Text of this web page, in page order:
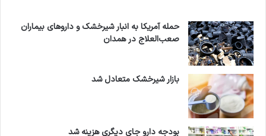
حمله آمریکا به انبار شیرخشک و داروهای بیماران
صعب‌العلاج در همدان
بازار شیرخشک متعادل شد
بودجه دارو جای دیگری هزینه شد